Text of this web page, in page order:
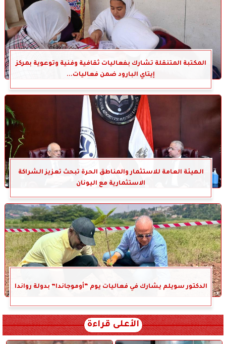
المكتبة المتنقلة تشارك بفعاليات ثقافية وفنية وتوعوية بمركز
إيتاي البارود ضمن فعاليات...
الهيئة العامة للاستثمار والمناطق الحرة تبحث تعزيز الشراكة
الاستثمارية مع اليونان
الدكتور سويلم يشارك في فعاليات يوم “أوموجاندا” بدولة رواندا
الأعلى قراءة